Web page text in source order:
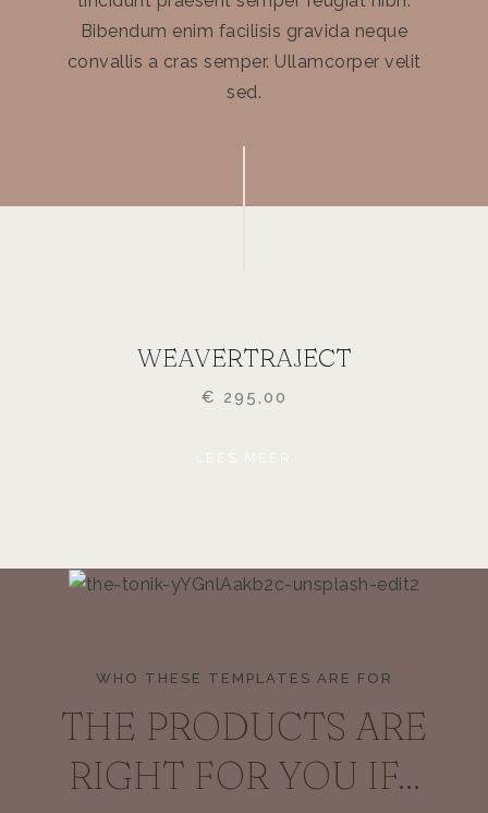
Bibendum enim facilisis gravida neque
convallis a cras semper. Ullamcorper velit
sed.
WEAVERTRAJECT
€ 295,00
WHO THESE TEMPLATES ARE FOR
THE PRODUCTS ARE
RIGHT FOR YOU IF...